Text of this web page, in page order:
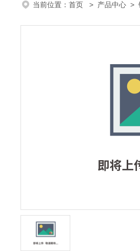
当前位置： 首页 > 产品中心 >